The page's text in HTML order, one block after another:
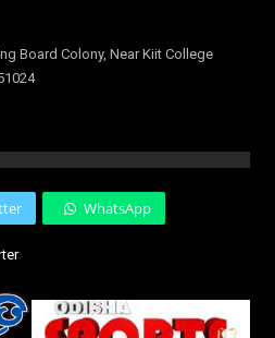
Board Colony, Near Kiit College
WhatsApp